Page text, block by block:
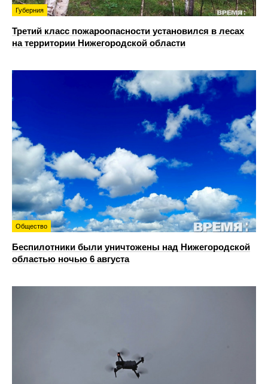
Губерния
Третий класс пожароопасности установился в лесах
на территории Нижегородской области
Общество
Беспилотники были уничтожены над Нижегородской
областью ночью 6 августа